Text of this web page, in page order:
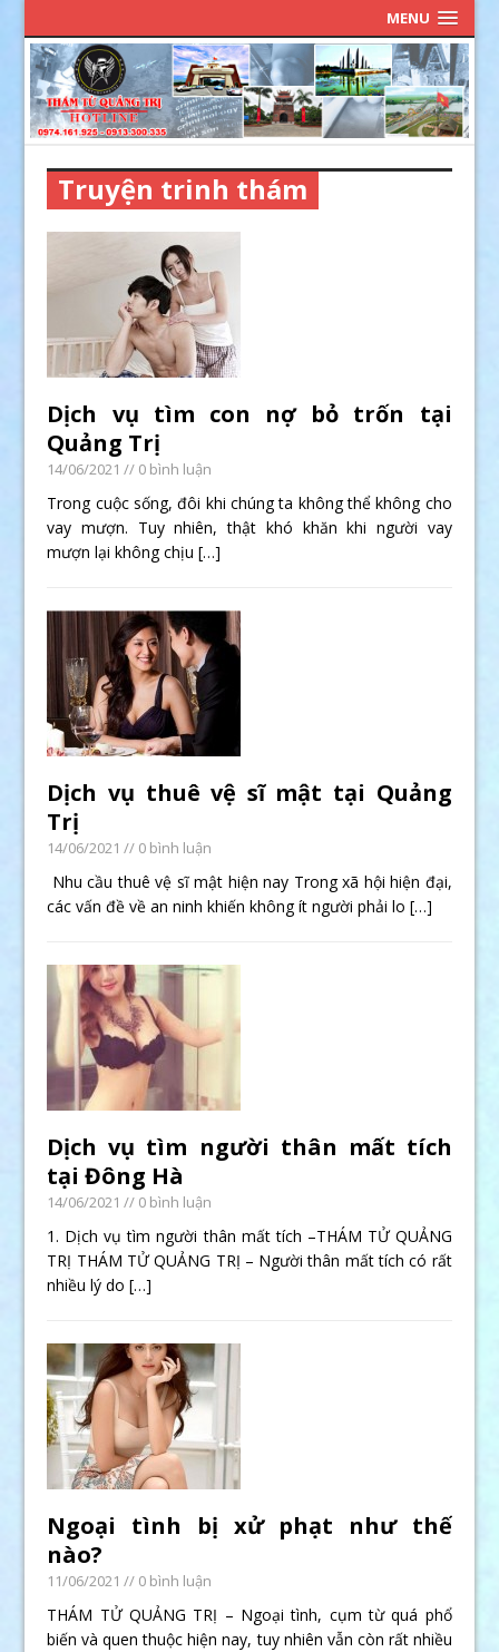
MENU
Truyện trinh thám
Dịch vụ tìm con nợ bỏ trốn tại
Quảng Trị
14/06/2021 // 0 bình luận
Trong cuộc sống, đôi khi chúng ta không thể không cho
vay mượn. Tuy nhiên, thật khó khăn khi người vay
mượn lại không chịu[…]
Dịch vụ thuê vệ sĩ mật tại Quảng
Trị
14/06/2021 // 0 bình luận
Nhu cầu thuê vệ sĩ mật hiện nay Trong xã hội hiện đại,
các vấn đề về an ninh khiến không ít người phải lo[…]
Dịch vụ tìm người thân mất tích
tại Đông Hà
14/06/2021 // 0 bình luận
1. Dịch vụ tìm người thân mất tích –THÁM TỬ QUẢNG
TRỊ THÁM TỬ QUẢNG TRỊ – Người thân mất tích có rất
nhiều lý do[…]
Ngoại tình bị xử phạt như thế
nào?
11/06/2021 // 0 bình luận
THÁM TỬ QUẢNG TRỊ – Ngoại tình, cụm từ quá phổ
biến và quen thuộc hiện nay, tuy nhiên vẫn còn rất nhiều